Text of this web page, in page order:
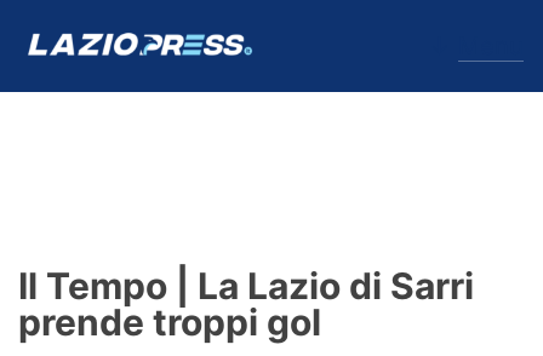
Formello
Il Tempo | La Lazio di Sarri
prende troppi gol